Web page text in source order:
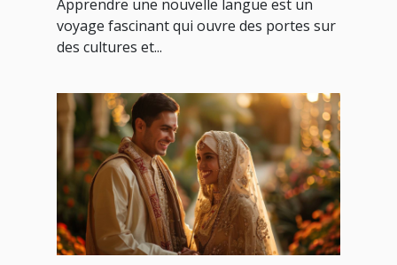
Apprendre une nouvelle langue est un
voyage fascinant qui ouvre des portes sur
des cultures et...